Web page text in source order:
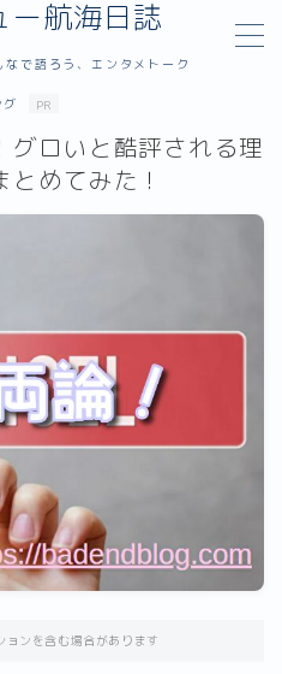
ー航海日誌
で語ろう、エンタメトーク
グ PR
グロいと酷評される理
めてみた！
ョンを含む場合があります